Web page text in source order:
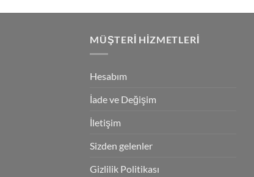
MÜŞTERI HIZMETLERI
Hesabım
İade ve Değişim
İletişim
Sizden gelenler
Gizlilik Politikası